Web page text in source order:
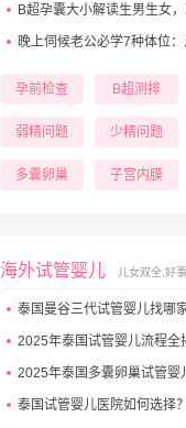
B超孕囊大小解读生男生女，
晚上伺候老公必学7种体位
孕前检查 B超测排
弱精问题 少精问题
多囊卵巢 子宫内膜
海外试管婴儿 儿女双全,好
泰国曼谷三代试管婴儿找哪家好
2025年泰国试管婴儿流程全揭
2025年泰国多囊卵巢试管婴
泰国试管婴儿医院如何选择？